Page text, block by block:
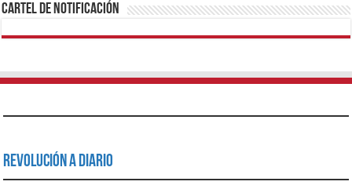
Cartel de Notificación
Revolución a Diario